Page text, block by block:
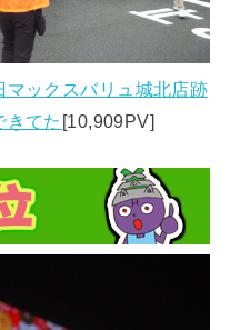
ックスバリュ城北店跡
きてた [10,909PV]